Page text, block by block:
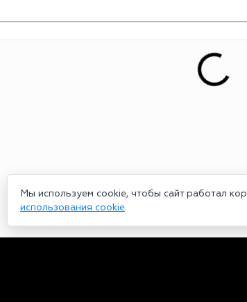
Мы используем cookie, чтобы сайт работал
использования cookie.